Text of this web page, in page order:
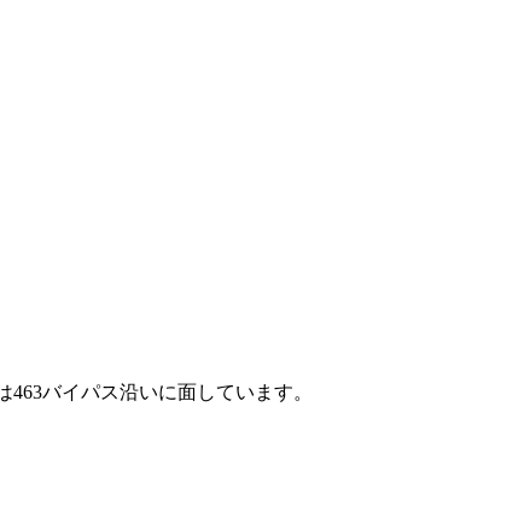
バイパス沿いに面しています。